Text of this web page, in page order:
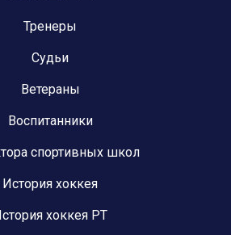
Тренеры
Судьи
Ветераны
Воспитанники
спортивных школ
История хоккея
хоккея РТ